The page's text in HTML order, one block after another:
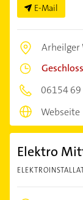
E-Mail
Arheilger
06154 69
Webseite
Elektro